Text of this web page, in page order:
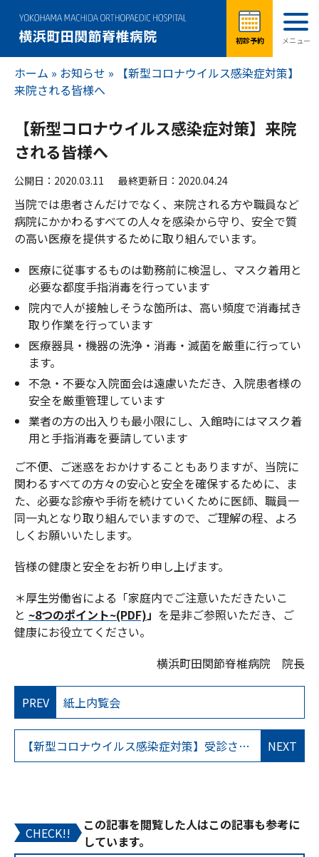
ホーム » お知らせ »
【新型コロナウイルス感染症対策】
来院される皆様へ
【新型コロナウイルス感染症対策】来院
される皆様へ
公開日：2020.03.11 最終更新日：2020.04.24
当院では患者さんだけでなく、来院される方や職員など
病院にかかわるすべての人々を感染から守り、安全で質
の高い医療を提供するために取り組んでいます。
医療に従事するものは勤務前に検温し、マスク着用と
必要な都度手指消毒を行っています
院内で人が接触しそうな箇所は、高い頻度で消毒拭き
取り作業を行っています
医療器具・機器の洗浄・消毒・滅菌を厳重に行ってい
ます。
不急・不要な入院面会は遠慮いただき、入院患者様の
安全を厳重管理しています
業者の方の出入りも最小限にし、入館時にはマスク着
用と手指消毒を要請しています
ご不便、ご迷惑をおかけすることもありますが、当院に
関わるすべての方々の安心と安全を確保するために、ま
た、必要な診療や手術を続けていくために医師、職員一
同一丸となり取り組んでいますので、ご理解の程、よろ
しくお願いいたします。
皆様の健康と安全をお祈り申し上げます。
＊厚生労働省による「家庭内でご注意いただきたいこ
と ~8つのポイント~(PDF)」 を是非ご参照いただき、ご
健康にお役立てください。
横浜町田関節脊椎病院 院長
PREV 紙上内覧会
NEXT
【新型コロナウイルス感染症対策】受診される患者様に体温測定のお願い
CHECK!!
この記事を閲覧した人はこの記事も参考に
しています。